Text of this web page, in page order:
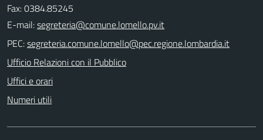
Fax: 0384.85245
E-mail:
PEC:
Ufficio Relazioni con il Pubblico
Uffici e orari
Numeri utili